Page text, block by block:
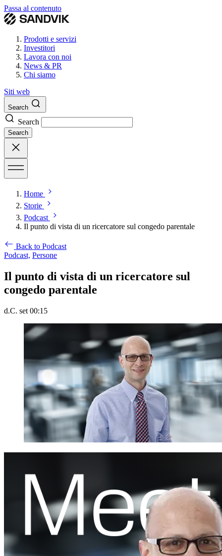
Passa al contenuto
Prodotti e servizi
Investitori
Lavora con noi
News & PR
Chi siamo
Siti web
Search
Search
Search
Home
Storie
Podcast
Il punto di vista di un ricercatore sul congedo parentale
Back to Podcast
Podcast, Persone
Il punto di vista di un ricercatore sul
congedo parentale
d.C. set 00:15